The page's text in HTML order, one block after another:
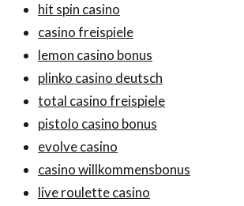
hit spin casino
casino freispiele
lemon casino bonus
plinko casino deutsch
total casino freispiele
pistolo casino bonus
evolve casino
casino willkommensbonus
live roulette casino